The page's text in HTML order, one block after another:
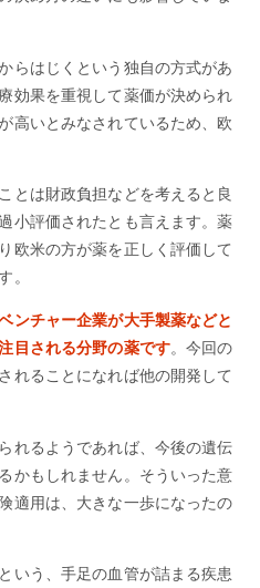
らはじくという独自の方式があ
効果を重視して薬価が決められ
高いとみなされているため、欧
とは財政負担などを考えると良
小評価されたとも言えます。薬
欧米の方が薬を正しく評価して
。
ンチャー企業が大手製薬などと
目される分野の薬です。今回の
れることになれば他の開発して
れるようであれば、今後の遺伝
かもしれません。そういった意
適用は、大きな一歩になったの
いう、手足の血管が詰まる疾患